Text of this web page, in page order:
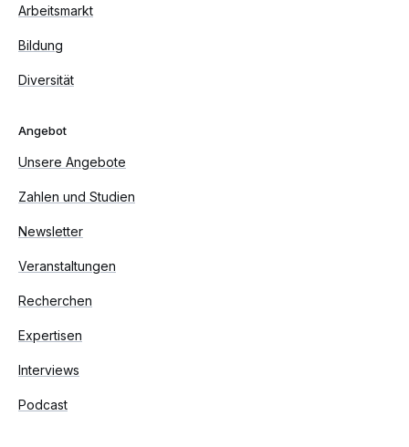
Arbeitsmarkt
Bildung
Diversität
Angebot
Unsere Angebote
Zahlen und Studien
Newsletter
Veranstaltungen
Recherchen
Expertisen
Interviews
Podcast